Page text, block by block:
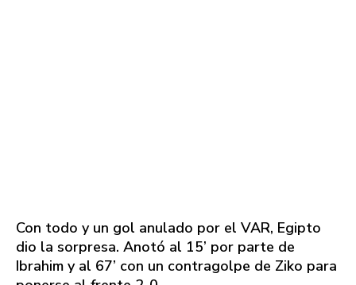
Con todo y un gol anulado por el VAR, Egipto
dio la sorpresa. Anotó al 15’ por parte de
Ibrahim y al 67’ con un contragolpe de Ziko para